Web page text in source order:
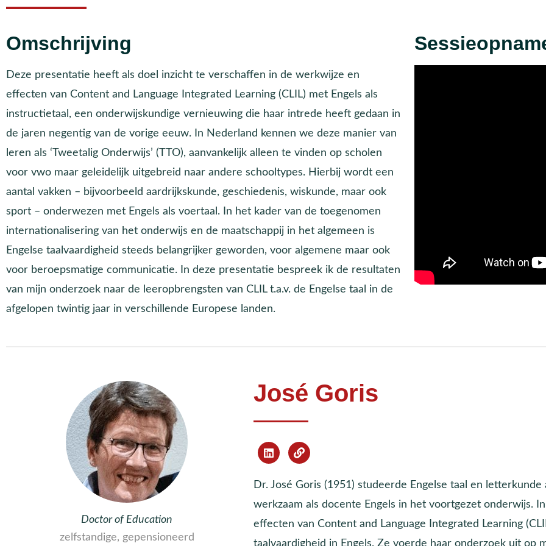
Omschrijving
Deze presentatie heeft als doel inzicht te verschaffen in de werkwijze en
effecten van Content and Language Integrated Learning (CLIL) met Engels als
instructietaal, een onderwijskundige vernieuwing die haar intrede heeft gedaan in
de jaren negentig van de vorige eeuw. In Nederland kennen we deze manier van
leren als ‘Tweetalig Onderwijs’ (TTO), aanvankelijk alleen te vinden op scholen
voor vwo maar geleidelijk uitgebreid naar andere schooltypes. Hierbij wordt een
aantal vakken – bijvoorbeeld aardrijkskunde, geschiedenis, wiskunde, maar ook
sport – onderwezen met Engels als voertaal. In het kader van de toegenomen
internationalisering van het onderwijs en de maatschappij in het algemeen is
Engelse taalvaardigheid steeds belangrijker geworden, voor algemene maar ook
voor beroepsmatige communicatie. In deze presentatie bespreek ik de resultaten
van mijn onderzoek naar de leeropbrengsten van CLIL t.a.v. de Engelse taal in de
afgelopen twintig jaar in verschillende Europese landen.
Doctor of Education
zelfstandige, gepensioneerd
José Goris
Dr. José Goris (1951) studeerde Engelse taal en
werkzaam als docente Engels in het voortgezet onderwijs.
effecten van Content and Language Integrated Learning
taalvaardigheid in Engels. Ze voerde haar onderzoek uit op